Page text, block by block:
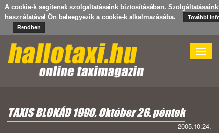
A cookie-k segítenek szolgáltatásaink biztosításában. Szolgáltatásaink
használatával Ön beleegyezik a cookie-k alkalmazásába.
További
Rendben
Toggle
TAXIS BLOKÁD 1990. Október 26. péntek
2005.10.24.